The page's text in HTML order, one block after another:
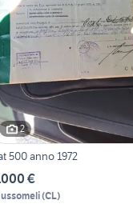
2
500 anno 1972
€
(CL)